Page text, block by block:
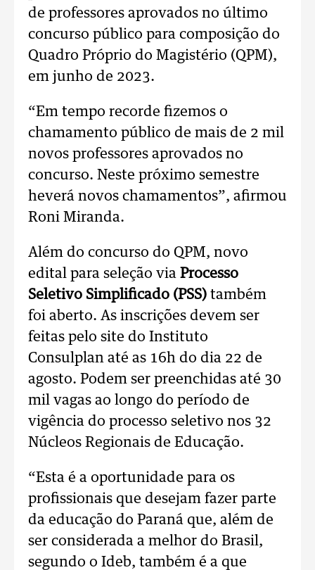
de professores aprovados no último
concurso público para composição do
Quadro Próprio do Magistério (QPM),
em junho de 2023.
“Em tempo recorde fizemos o
chamamento público de mais de 2 mil
novos professores aprovados no
concurso. Neste próximo semestre
heverá novos chamamentos”, afirmou
Roni Miranda.
Além do concurso do QPM, novo
edital para seleção via Processo
Seletivo Simplificado (PSS) também
foi aberto. As inscrições devem ser
feitas pelo site do Instituto
Consulplan até as 16h do dia 22 de
agosto. Podem ser preenchidas até 30
mil vagas ao longo do período de
vigência do processo seletivo nos 32
Núcleos Regionais de Educação.
“Esta é a oportunidade para os
profissionais que desejam fazer parte
da educação do Paraná que, além de
ser considerada a melhor do Brasil,
segundo o Ideb, também é a que